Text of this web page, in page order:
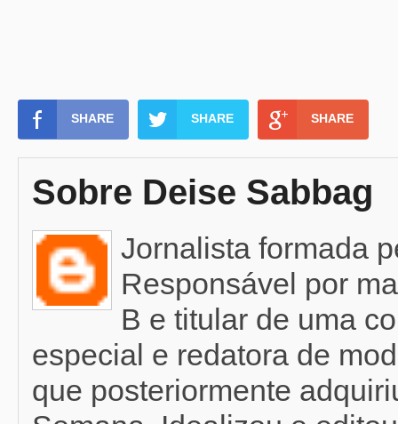
SHARE SHARE SHARE
Sobre Deise Sabbag
Jornalista formada
Responsável por
B e titular de uma
especial e redatora de
que posteriormente